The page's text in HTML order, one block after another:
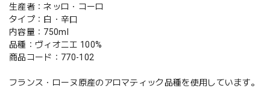
生産者：ネッロ・コーロ
タイプ：白・辛口
内容量：750ml
品種：ヴィオニエ 100%
商品コード：770-102
フランス・ローヌ原産のアロマティック品種を使用しています。